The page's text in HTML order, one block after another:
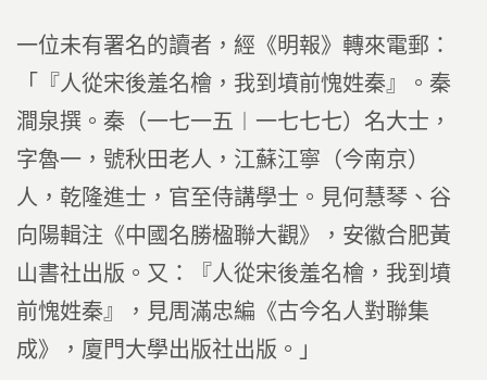
一位未有署名的讀者，經《明報》轉來電郵：
「『人從宋後羞名檜，我到墳前愧姓秦』。秦
澗泉撰。秦（一七一五︱一七七七）名大士，
字魯一，號秋田老人，江蘇江寧（今南京）
人，乾隆進士，官至侍講學士。見何慧琴、谷
向陽輯注《中國名勝楹聯大觀》，安徽合肥黃
山書社出版。又：『人從宋後羞名檜，我到墳
前愧姓秦』，見周滿忠編《古今名人對聯集
成》，廈門大學出版社出版。」